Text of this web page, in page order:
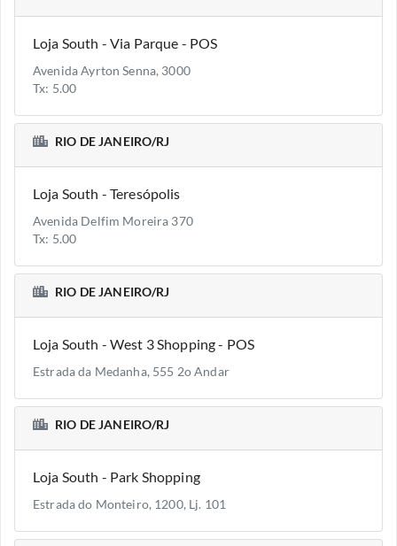
Loja South - Via Parque - POS
Avenida Ayrton Senna, 3000
Tx: 5.00
RIO DE JANEIRO/RJ
Loja South - Teresópolis
Avenida Delfim Moreira 370
Tx: 5.00
RIO DE JANEIRO/RJ
Loja South - West 3 Shopping - POS
Estrada da Medanha, 555 2o Andar
RIO DE JANEIRO/RJ
Loja South - Park Shopping
Estrada do Monteiro, 1200, Lj. 101